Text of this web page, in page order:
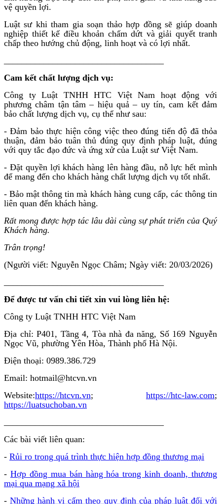
vệ quyền lợi.
Luật sư khi tham gia soạn thảo hợp đồng sẽ giúp doanh
nghiệp thiết kế điều khoản chấm dứt và giải quyết tranh
chấp theo hướng chủ động, linh hoạt và có lợi nhất.
Cam kết chất lượng dịch vụ:
Công ty Luật TNHH HTC Việt Nam hoạt động với
phương châm tận tâm – hiệu quả – uy tín, cam kết đảm
bảo chất lượng dịch vụ, cụ thể như sau:
- Đảm bảo thực hiện công việc theo đúng tiến độ đã thỏa
thuận, đảm bảo tuân thủ đúng quy định pháp luật, đúng
với quy tắc đạo đức và ứng xử của Luật sư Việt Nam.
- Đặt quyền lợi khách hàng lên hàng đầu, nỗ lực hết mình
để mang đến cho khách hàng chất lượng dịch vụ tốt nhất.
- Bảo mật thông tin mà khách hàng cung cấp, các thông tin
liên quan đến khách hàng.
Rất mong được hợp tác lâu dài cùng sự phát triển của Quý
Khách hàng.
Trân trọng!
(Người viết: Nguyễn Ngọc Châm; Ngày viết: 20/03/2026)
Để được tư vấn chi tiết xin vui lòng liên hệ:
Công ty Luật TNHH HTC Việt Nam
Địa chỉ: P401, Tầng 4, Tòa nhà đa năng, Số 169 Nguyễn
Ngọc Vũ, phường Yên Hòa, Thành phố Hà Nội.
Điện thoại: 0989.386.729
Email: hotmail@htcvn.vn
Website:https://htcvn.vn; https://htc-law.com;
https://luatsuchoban.vn
Các bài viết liên quan:
- Rủi ro trong quá trình thực hiện hợp đồng thương mại
- Hợp đồng mua bán hàng hóa trong kinh doanh, thương
mại qua mạng xã hội
-Những hành vi cấm theo quy định của pháp luật đối với